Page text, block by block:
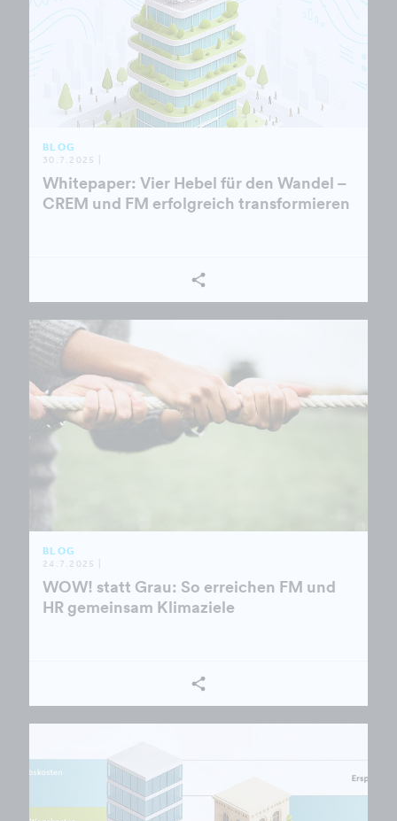
BLOG
30.7.2025 |
Whitepaper: Vier Hebel für den Wandel –
CREM und FM erfolgreich transformieren
BLOG
24.7.2025 |
WOW! statt Grau: So erreichen FM und
HR gemeinsam Klimaziele